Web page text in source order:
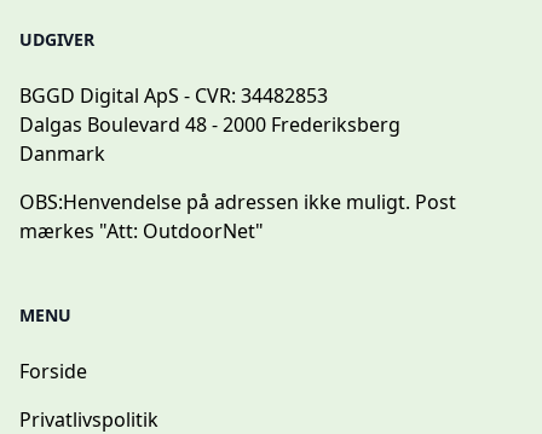
UDGIVER
BGGD Digital ApS - CVR: 34482853
Dalgas Boulevard 48 - 2000 Frederiksberg
Danmark
OBS:Henvendelse på adressen ikke muligt. Post
mærkes "Att: OutdoorNet"
MENU
Forside
Privatlivspolitik